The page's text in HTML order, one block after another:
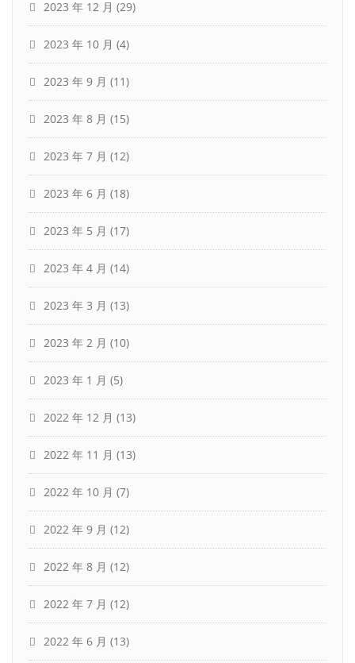
2023 年 12 月 (29)
2023 年 10 月 (4)
2023 年 9 月 (11)
2023 年 8 月 (15)
2023 年 7 月 (12)
2023 年 6 月 (18)
2023 年 5 月 (17)
2023 年 4 月 (14)
2023 年 3 月 (13)
2023 年 2 月 (10)
2023 年 1 月 (5)
2022 年 12 月 (13)
2022 年 11 月 (13)
2022 年 10 月 (7)
2022 年 9 月 (12)
2022 年 8 月 (12)
2022 年 7 月 (12)
2022 年 6 月 (13)